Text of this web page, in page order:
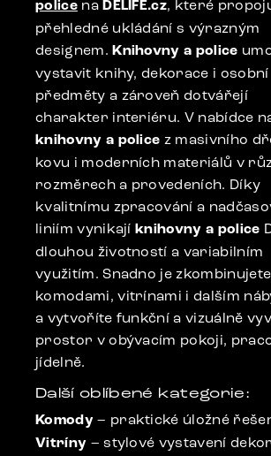
policenaDELIFE.cz, které
přehledné ukládání s výrazným
designem.Knihovny a police
vystavit knihy, dekorace i osobní
předměty a zároveň dotvářejí
charakter interiéru. V nabídce
knihovny a police z masivního
kovu i moderních materiálů v
rozměrech a provedeních. Díky
kvalitnímu zpracování a
liniím vynikajíknihovny a police
dlouhou životností a variabilním
využitím. Snadno je
komodami, vitrínami i dalším
a vytvoříte funkční a vizuálně
prostor v obývacím pokoji,
jídelně.
Další oblíbené kategorie:
Komody – praktické úložné
Vitríny – stylové vystavení